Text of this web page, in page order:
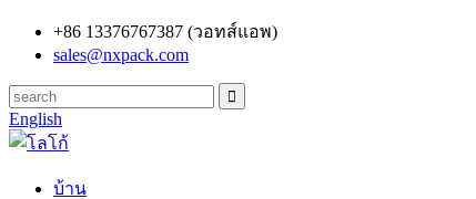
+86 13376767387 (วอทส์แอพ)
sales@nxpack.com
English
บ้าน